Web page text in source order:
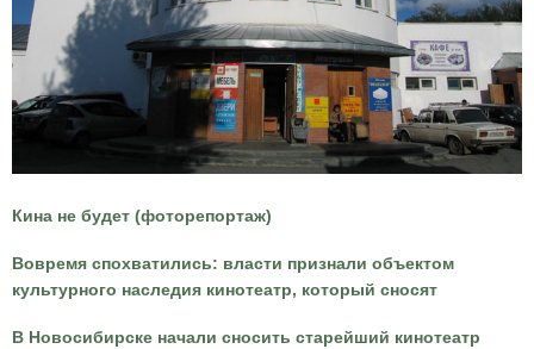
Кина не будет (фоторепортаж)
Вовремя спохватились: власти признали объектом
культурного наследия кинотеатр, который сносят
В Новосибирске начали сносить старейший кинотеатр